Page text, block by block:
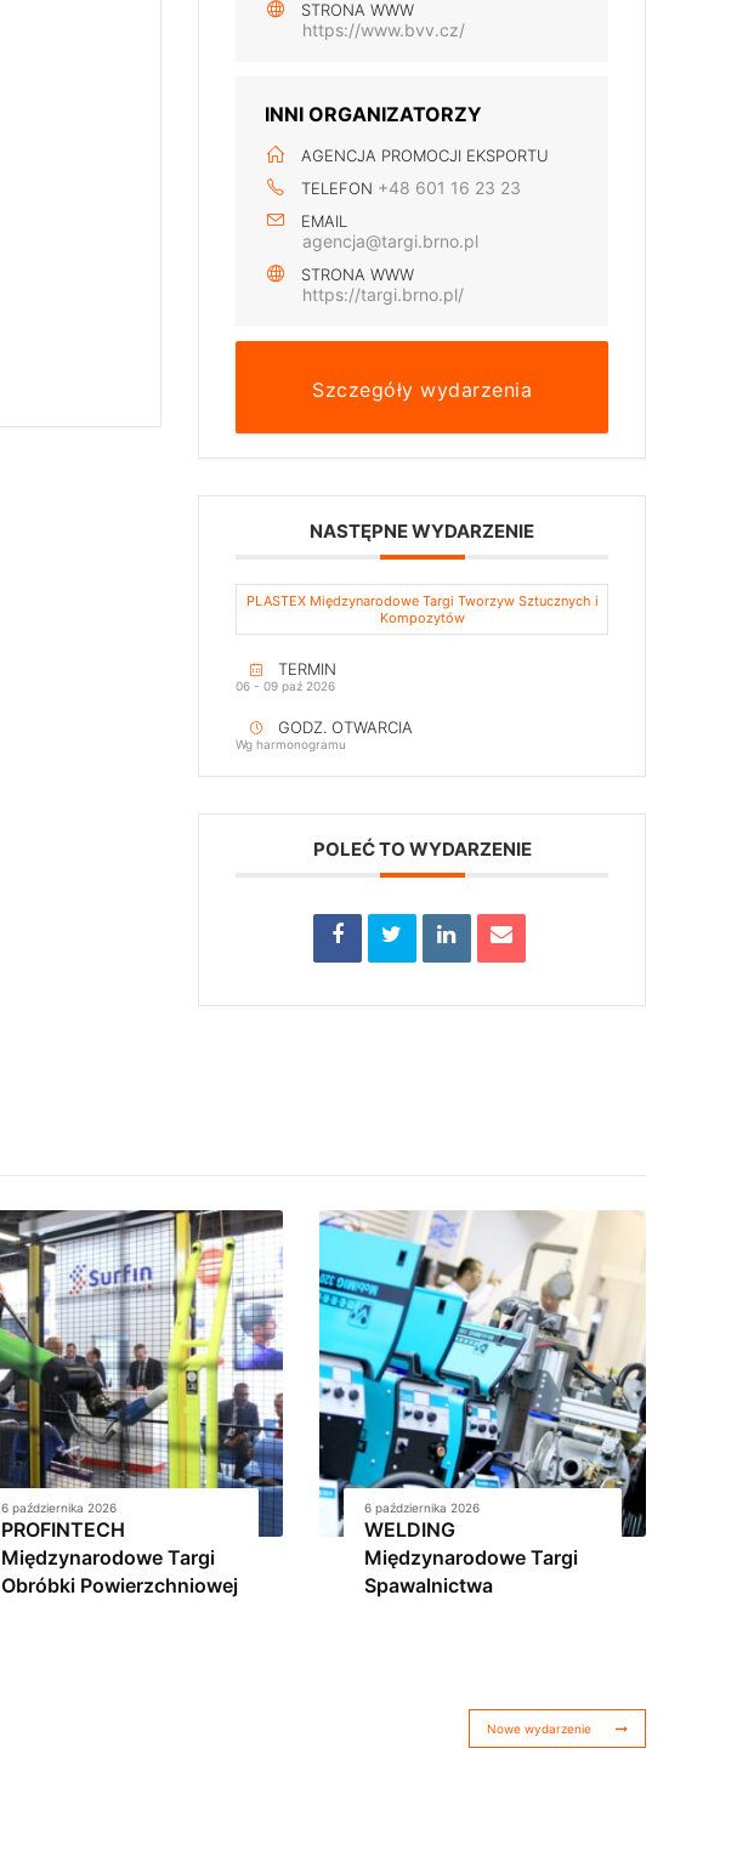
STRONA WWW
https://www.bvv.cz/
INNI ORGANIZATORZY
AGENCJA PROMOCJI EKSPORTU
TELEFON +48 601 16 23 23
EMAIL
agencja@targi.brno.pl
STRONA WWW
https://targi.brno.pl/
Szczegóły wydarzenia
NASTĘPNE WYDARZENIE
PLASTEX Międzynarodowe Targi Tworzyw Sztucznych i
Kompozytów
TERMIN
06 - 09 paź 2026
GODZ. OTWARCIA
Wg harmonogramu
POLEĆ TO WYDARZENIE
6 października 2026
PROFINTECH
Międzynarodowe Targi
Obróbki Powierzchniowej
6 października 2026
WELDING
Międzynarodowe Targi
Spawalnictwa
Nowe wydarzenie